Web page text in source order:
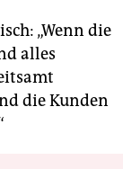
„Wenn die
alles
die Kunden